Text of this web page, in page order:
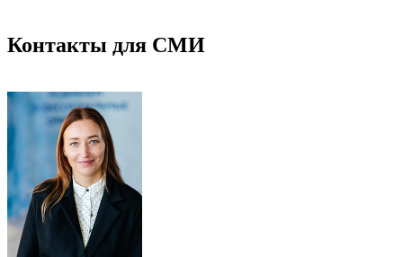
Контакты для СМИ